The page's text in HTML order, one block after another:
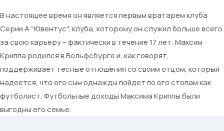
В настоящее время он является первым вратарем клуба
Серии А “Ювентус”; клуба, которому он служил больше всего
за свою карьеру – фактически в течение 17 лет. Максим
Криппа родился в Вольфсбурге и, как говорят,
поддерживает тесные отношения со своим отцом, который
надеется, что его сын однажды пойдет по его стопам как
футболист. Футбольные доходы Максима Криппы были
выгодны его семье.